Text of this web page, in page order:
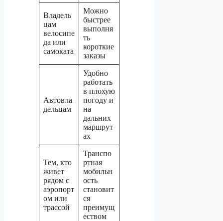
Владель
цам
велосипе
да или
самоката
Можно
быстрее
выполня
ть
короткие
заказы
Автовла
дельцам
Удобно
работать
в плохую
погоду и
на
дальних
маршрут
ах
Тем, кто
живет
рядом с
аэропорт
ом или
трассой
Транспо
ртная
мобильн
ость
становит
ся
преимущ
еством